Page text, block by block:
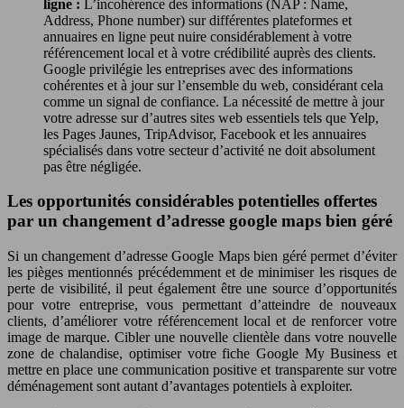
ligne :
L’incohérence des informations (NAP : Name,
Address, Phone number) sur différentes plateformes et
annuaires en ligne peut nuire considérablement à votre
référencement local et à votre crédibilité auprès des clients.
Google privilégie les entreprises avec des informations
cohérentes et à jour sur l’ensemble du web, considérant cela
comme un signal de confiance. La nécessité de mettre à jour
votre adresse sur d’autres sites web essentiels tels que Yelp,
les Pages Jaunes, TripAdvisor, Facebook et les annuaires
spécialisés dans votre secteur d’activité ne doit absolument
pas être négligée.
Les opportunités considérables potentielles offertes
par un changement d’adresse google maps bien géré
Si un changement d’adresse Google Maps bien géré permet d’éviter
les pièges mentionnés précédemment et de minimiser les risques de
perte de visibilité, il peut également être une source d’opportunités
pour votre entreprise, vous permettant d’atteindre de nouveaux
clients, d’améliorer votre référencement local et de renforcer votre
image de marque. Cibler une nouvelle clientèle dans votre nouvelle
zone de chalandise, optimiser votre fiche Google My Business et
mettre en place une communication positive et transparente sur votre
déménagement sont autant d’avantages potentiels à exploiter.